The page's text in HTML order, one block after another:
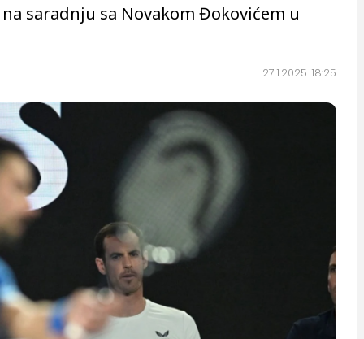
27.1.2025. 18:25
saradnju sa Novakom Đokovićem u